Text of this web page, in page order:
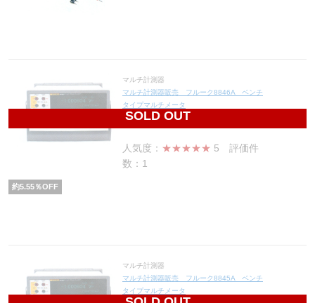
SOLD OUT
マルチ計測器
マルチ計測器販売 フルーク8846A ベンチ
タイプマルチメータ
141,480
人気度： ★★★★★ 5 評価件
数：1
約5.55％OFF
マルチ計測器
マルチ計測器販売 フルーク8845A ベンチ
タイプマルチメータ